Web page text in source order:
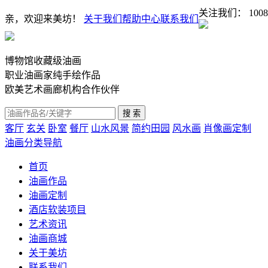
亲，欢迎来美坊！ 关于我们 帮助中心联系我们
关注我们：
博物馆收藏级油画
职业油画家纯手绘作品
欧美艺术画廊机构合作伙伴
客厅 玄关 卧室 餐厅 山水风景 简约田园 风水画 肖像画定制
油画分类导航
首页
油画作品
油画定制
酒店软装项目
艺术资讯
油画商城
关于美坊